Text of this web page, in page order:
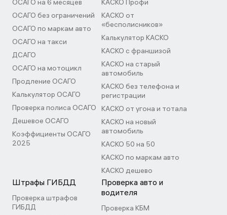
ОСАГО на 6 месяцев
ОСАГО без ограничений
ОСАГО по маркам авто
ОСАГО на такси
ДСАГО
ОСАГО на мотоцикл
Продление ОСАГО
Калькулятор ОСАГО
Проверка полиса ОСАГО
Дешевое ОСАГО
Коэффициенты ОСАГО
2025
КАСКО Профи
КАСКО от
«бесполисников»
Калькулятор КАСКО
КАСКО с франшизой
КАСКО на старый
автомобиль
КАСКО без телефона и
регистрации
КАСКО от угона и тотала
КАСКО на новый
автомобиль
КАСКО 50 на 50
КАСКО по маркам авто
КАСКО дешево
Штрафы ГИБДД
Проверка штрафов
ГИБДД
Проверка авто и
водителя
Проверка КБМ